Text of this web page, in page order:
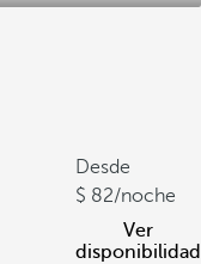
Desde
82/noche
Ver
disponibilidad